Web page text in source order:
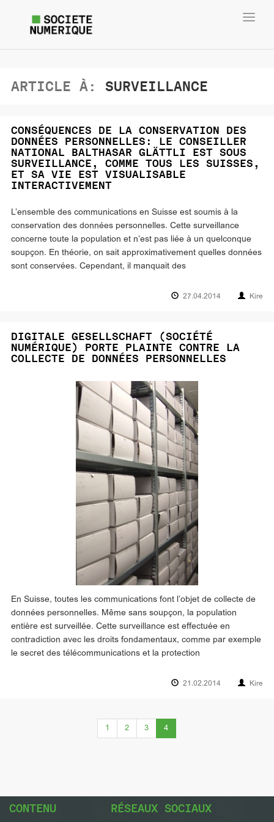
ARTICLE À: SURVEILLANCE
CONSÉQUENCES DE LA CONSERVATION DES
DONNÉES PERSONNELLES: LE CONSEILLER
NATIONAL BALTHASAR GLÄTTLI EST SOUS
SURVEILLANCE, COMME TOUS LES SUISSES,
ET SA VIE EST VISUALISABLE
INTERACTIVEMENT
L’ensemble des communications en Suisse est soumis à la
conservation des données personnelles. Cette surveillance
concerne toute la population et n’est pas liée à un quelconque
soupçon. En théorie, on sait approximativement quelles données
sont conservées. Cependant, il manquait des
27.04.2014 Kire
DIGITALE GESELLSCHAFT (SOCIÉTÉ
NUMÉRIQUE) PORTE PLAINTE CONTRE LA
COLLECTE DE DONNÉES PERSONNELLES
En Suisse, toutes les communications font l’objet de collecte de
données personnelles. Même sans soupçon, la population
entière est surveillée. Cette surveillance est effectuée en
contradiction avec les droits fondamentaux, comme par exemple
le secret des télécommunications et la protection
21.02.2014 Kire
1 2 3 4(current)
CONTENU RÉSEAUX SOCIAUX